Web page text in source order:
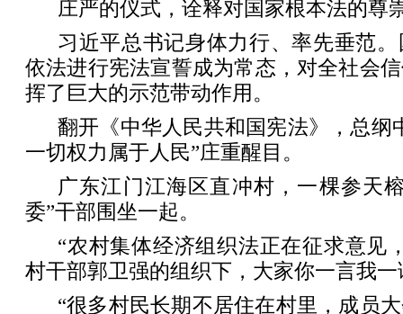
庄严的仪式，诠释对国家根本法的尊
习近平总书记身体力行、率先垂范
依法进行宪法宣誓成为常态，对全社会
挥了巨大的示范带动作用。
翻开《中华人民共和国宪法》，总纲
一切权力属于人民”庄重醒目。
广东江门江海区直冲村，一棵参天
委”干部围坐一起。
“农村集体经济组织法正在征求意见
村干部郭卫强的组织下，大家你一言我
“很多村民长期不居住在村里，成员